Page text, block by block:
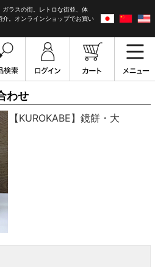
ラスの街。レトロな街並、体
。オンラインショップでお買い
わせ
【KUROKABE】鏡餅・大